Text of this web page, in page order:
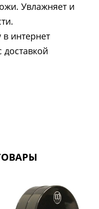
Увлажняет и
интернет
доставкой